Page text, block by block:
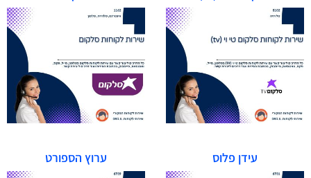
עידן פלוס ערוץ הספורט